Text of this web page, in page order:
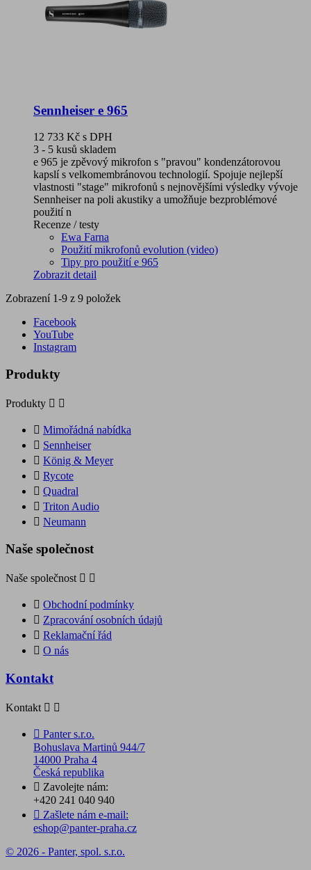
Sennheiser e 965
12 733 Kč s DPH
3 - 5 kusů skladem
e 965 je zpěvový mikrofon s "pravou" kondenzátorovou
kapslí s velkomembránovou technologií. Spojuje nejlepší
vlastnosti "stage" mikrofonů s nejnovějšími výsledky vývoje
Sennheiser na poli akustiky a umožňuje bezproblémové
použití n
Recenze / testy
Ewa Farna
Použití mikrofonů evolution (video)
Tipy pro použití e 965
Zobrazit detail
Zobrazení 1-9 z 9 položek
Facebook
YouTube
Instagram
Produkty
Produkty  
 Mimořádná nabídka
 Sennheiser
 König & Meyer
 Rycote
 Quadral
 Triton Audio
 Neumann
Naše společnost
Naše společnost  
 Obchodní podmínky
 Zpracování osobních údajů
 Reklamační řád
 O nás
Kontakt
Kontakt  
 Panter s.r.o.
Bohuslava Martinů 944/7
14000 Praha 4
Česká republika
 Zavolejte nám:
+420 241 040 940
 Zašlete nám e-mail:
eshop@panter-praha.cz
© 2026 - Panter, spol. s.r.o.